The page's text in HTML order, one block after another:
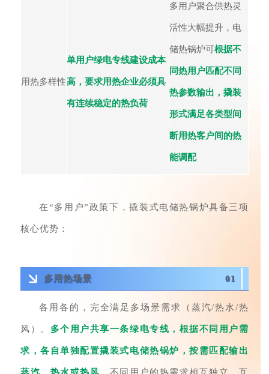
用热多样性
单用户绿电专线建设成本
高，要求用热企业必须具
有连续稳定的热负荷
多用户聚合供热灵
活性大幅提升，电
储热锅炉可根据不
同热用户匹配不同
热参数输出，撬装
形式满足各类型间
断用热客户间的热
能调配
在“多用户”政策下，撬装式电储热锅炉具备三项
核心优势：
多用热场景 01
各用各的，完全满足多场景需求（蒸汽/热水/热
风）。 多个用户共享一条绿电专线，根据不同用户需
求，各自单独配置撬装式电储热锅炉，按需匹配输出
蒸汽、热水或热风。 不同用户的热需求相互独立、互